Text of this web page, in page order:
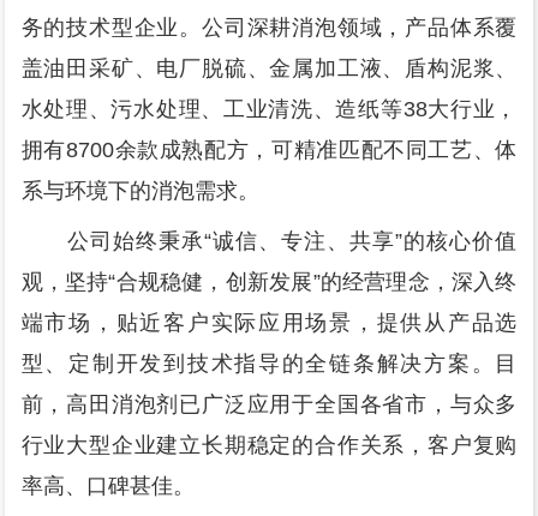
务的技术型企业。公司深耕消泡领域，产品体系覆
盖油田采矿、电厂脱硫、金属加工液、盾构泥浆、
水处理、污水处理、工业清洗、造纸等38大行业，
拥有8700余款成熟配方，可精准匹配不同工艺、体
系与环境下的消泡需求。
公司始终秉承“诚信、专注、共享”的核心价值
观，坚持“合规稳健，创新发展”的经营理念，深入终
端市场，贴近客户实际应用场景，提供从产品选
型、定制开发到技术指导的全链条解决方案。目
前，高田消泡剂已广泛应用于全国各省市，与众多
行业大型企业建立长期稳定的合作关系，客户复购
率高、口碑甚佳。